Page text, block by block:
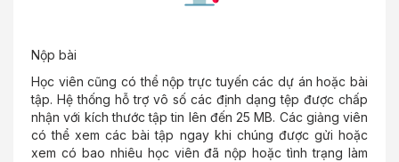
Nộp bài
Học viên cũng có thể nộp trực tuyến các dự án hoặc bài
tập. Hệ thống hỗ trợ vô số các định dạng tệp được chấp
nhận với kích thước tập tin lên đến 25 MB. Các giảng viên
có thể xem các bài tập ngay khi chúng được gửi hoặc
xem có bao nhiêu học viên đã nộp hoặc tình trạng làm